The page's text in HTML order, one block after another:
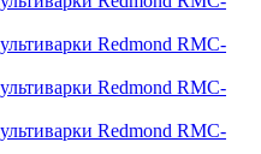
Redmond RMC-
Redmond RMC-
Redmond RMC-